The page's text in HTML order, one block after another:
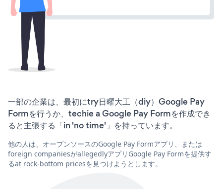
一部の企業は、最初にtry日曜大工（diy）Google Pay
Formを行うか、techie a Google Pay Formを作成でき
ると主張する「in 'no time'」を持っています。
他の人は、オープンソースのGoogle Pay Formアプリ、または
foreign companiesがallegedlyアプリGoogle Pay Formを提供す
るat rock-bottom pricesを見つけようとします。